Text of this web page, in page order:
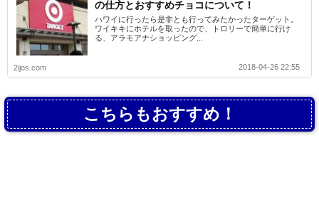
の仕方とおすすめチョコについて！
ハワイに行ったら是非とも行ってみたかったターゲット。
ワイキキにホテルを取ったので、トロリーで簡単に行け
る、アラモアナショッピング...
2ijos.com 2018-04-26 22:55
こちらもおすすめ！